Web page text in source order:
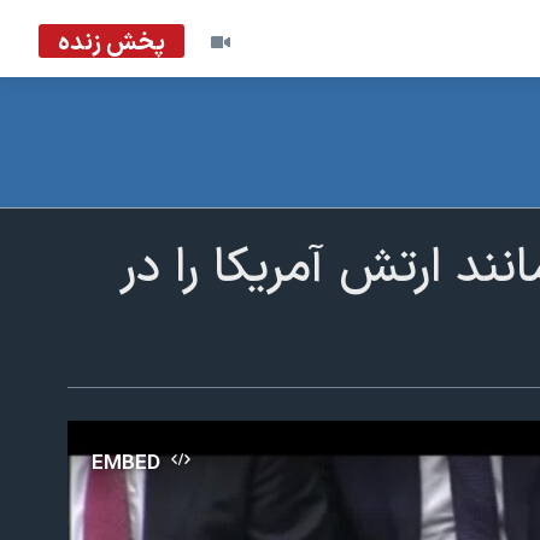
پخش زنده
ارتش آمریکا را در
EMBED